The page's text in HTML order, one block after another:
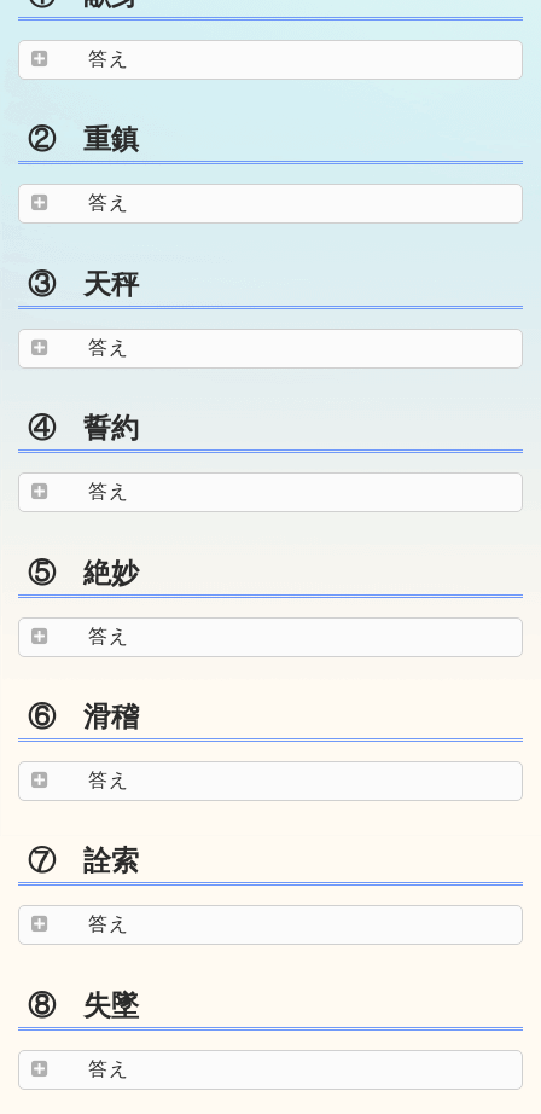
答え
② 重鎮
答え
③ 天秤
答え
④ 誓約
答え
⑤ 絶妙
答え
⑥ 滑稽
答え
⑦ 詮索
答え
⑧ 失墜
答え